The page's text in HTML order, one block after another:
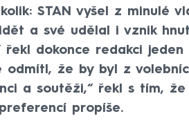
STAN vyšel z minulé
a své udělal i vznik
řekl dokonce redakci jeden
odmítl, že by byl z
a soutěži,“ řekl s tím, že
propíše.